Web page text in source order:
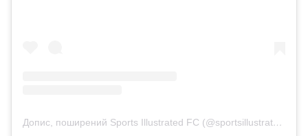
Допис, поширений Sports Illustrated FC (@sportsillustratedfc)